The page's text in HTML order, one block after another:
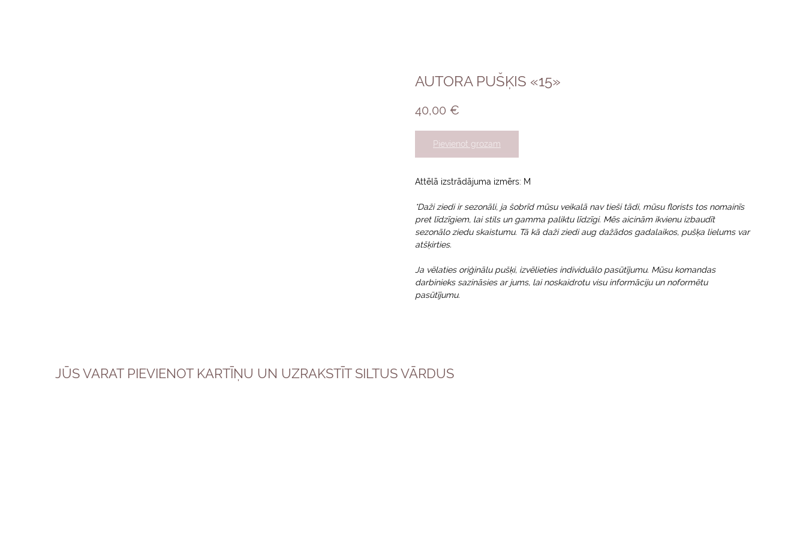
AUTORA PUŠĶIS «15»
40,00 €
Pievienot grozam
Attēlā izstrādājuma izmērs: M
*Daži ziedi ir sezonāli, ja šobrīd mūsu veikalā nav tieši tādi, mūsu florists tos nomainīs
pret līdzīgiem, lai stils un gamma paliktu līdzīgi. Mēs aicinām ikvienu izbaudīt
sezonālo ziedu skaistumu. Tā kā daži ziedi aug dažādos gadalaikos, pušķa lielums var
atšķirties.
Ja vēlaties oriģinālu pušķi, izvēlieties individuālo pasūtījumu. Mūsu komandas
darbinieks sazināsies ar jums, lai noskaidrotu visu informāciju un noformētu
pasūtījumu.
JŪS VARAT PIEVIENOT KARTĪŅU UN UZRAKSTĪT SILTUS VĀRDUS